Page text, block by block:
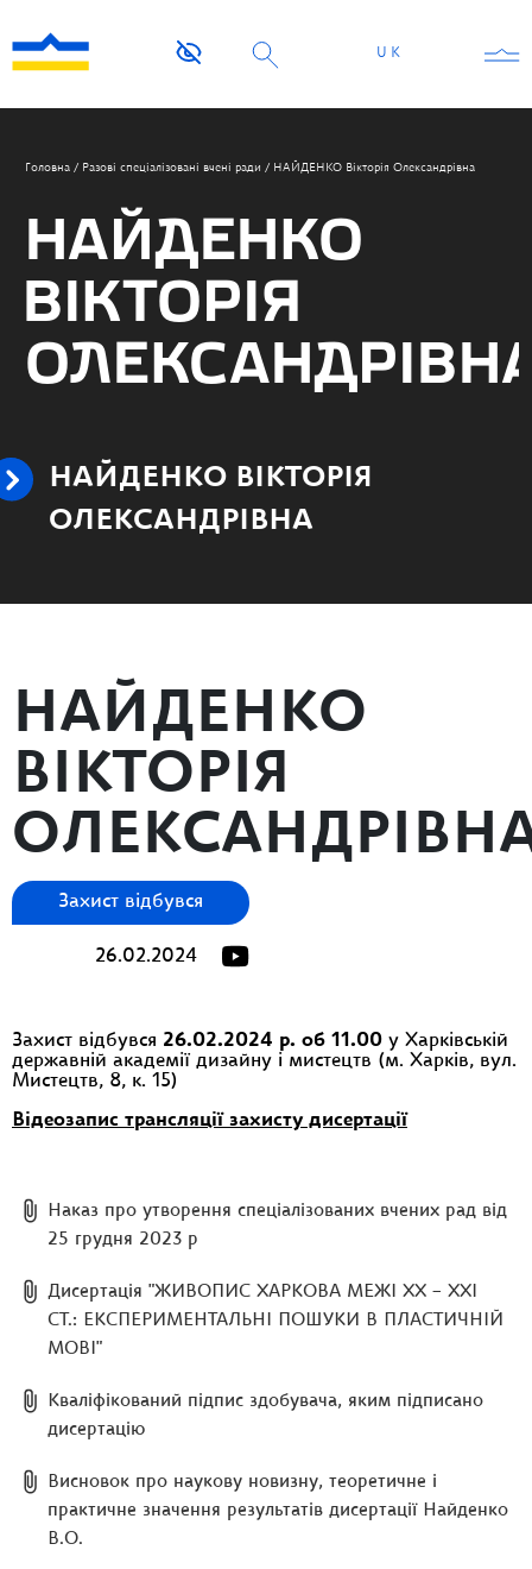
UK
Головна / Разові спеціалізовані вчені ради / НАЙДЕНКО Вікторія Олександрівна
НАЙДЕНКО
ВІКТОРІЯ
НАЙДЕНКО ВІКТОРІЯ
ОЛЕКСАНДРІВНА
НАЙДЕНКО
ВІКТОРІЯ
Захист відбувся
26.02.2024
Захист відбувся 26.02.2024 р. об 11.00 у Харківській
державній академії дизайну і мистецтв (м. Харків, вул.
Мистецтв, 8, к. 15)
Відеозапис трансляції захисту дисертації
Наказ про утворення спеціалізованих вчених рад від
25 грудня 2023 р
Дисертація "ЖИВОПИС ХАРКОВА МЕЖІ ХХ – ХХІ
СТ.: ЕКСПЕРИМЕНТАЛЬНІ ПОШУКИ В ПЛАСТИЧНІЙ
МОВІ"
Кваліфікований підпис здобувача, яким підписано
дисертацію
Висновок про наукову новизну, теоретичне і
практичне значення результатів дисертації Найденко
В.О.